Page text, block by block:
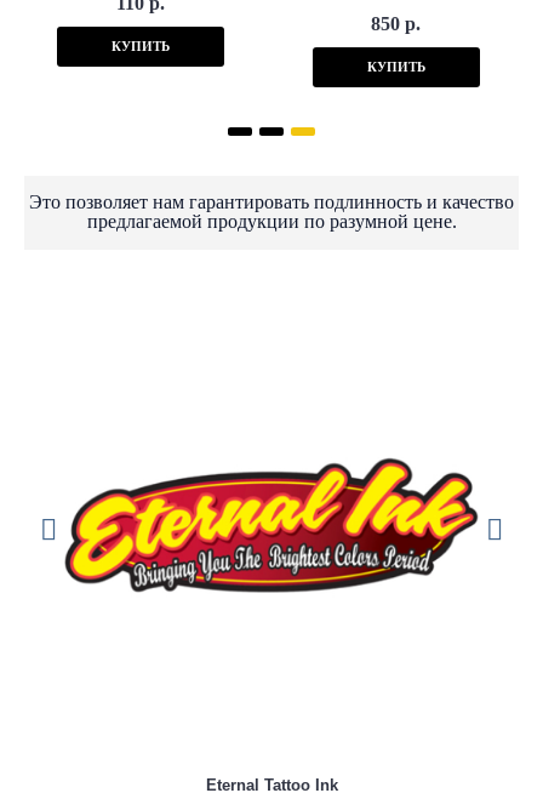
КУПИТЬ
850 р.
КУПИТЬ
Это позволяет нам гарантировать подлинность и качество
предлагаемой продукции по разумной цене.
Eternal Tattoo Ink